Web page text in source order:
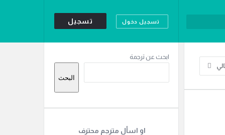
تسجيل دخول تسجيل
القائمة
ابحث عن ترجمة
البحث
او اسأل مترجم محترف